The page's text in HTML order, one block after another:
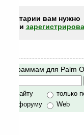
вам нужно
или
программам для Palm
по сайту
только
и форуму
Web